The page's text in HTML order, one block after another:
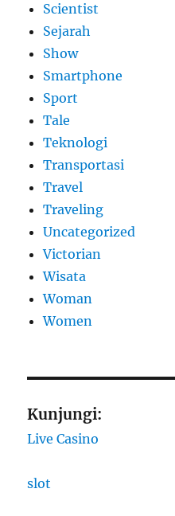
Scientist
Sejarah
Show
Smartphone
Sport
Tale
Teknologi
Transportasi
Travel
Traveling
Uncategorized
Victorian
Wisata
Woman
Women
Kunjungi:
Live Casino
slot